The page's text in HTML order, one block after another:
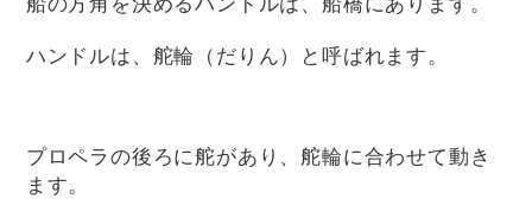
ハンドルは、舵輪（だりん）と呼ばれます。
プロペラの後ろに舵があり、舵輪に合わせて動き
ます。